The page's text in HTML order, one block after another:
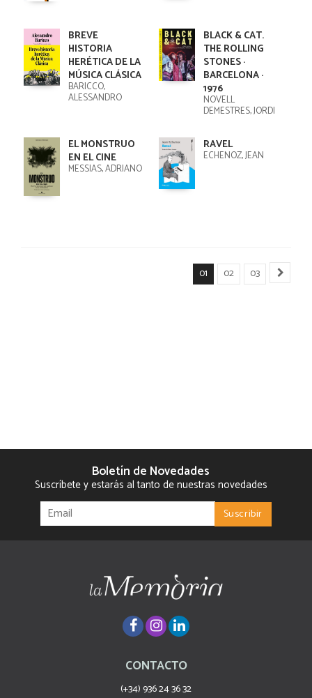
BREVE
HISTORIA
HERÉTICA DE LA
MÚSICA CLÁSICA
BARICCO,
ALESSANDRO
BLACK & CAT.
THE ROLLING
STONES ·
BARCELONA ·
1976
NOVELL
DEMESTRES, JORDI
EL MONSTRUO
EN EL CINE
MESSIAS, ADRIANO
RAVEL
ECHENOZ, JEAN
01 02 03
Boletín de Novedades
Suscríbete y estarás al tanto de nuestras novedades
CONTACTO
(+34) 936 24 36 32